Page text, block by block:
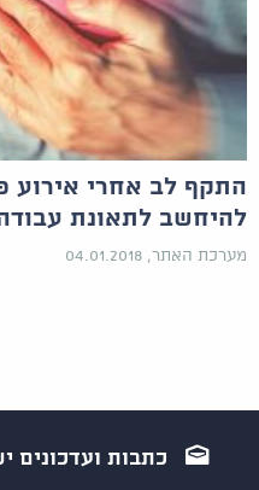
התקף לב אחרי אירוע
להיחשב לתאונת
מערכת האתר, 04.01.2018
כתבות ועדכונים